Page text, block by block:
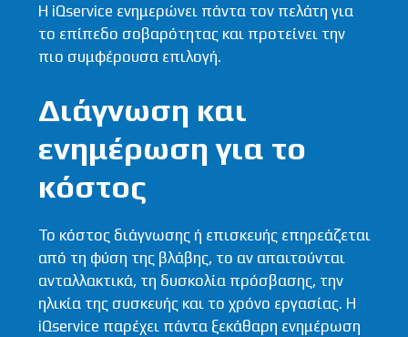
Η iQservice ενημερώνει πάντα τον πελάτη για
το επίπεδο σοβαρότητας και προτείνει την
πιο συμφέρουσα επιλογή.
Διάγνωση και
ενημέρωση για το
κόστος
Το κόστος διάγνωσης ή επισκευής επηρεάζεται
από τη φύση της βλάβης, το αν απαιτούνται
ανταλλακτικά, τη δυσκολία πρόσβασης, την
ηλικία της συσκευής και το χρόνο εργασίας. Η
iQservice παρέχει πάντα ξεκάθαρη ενημέρωση